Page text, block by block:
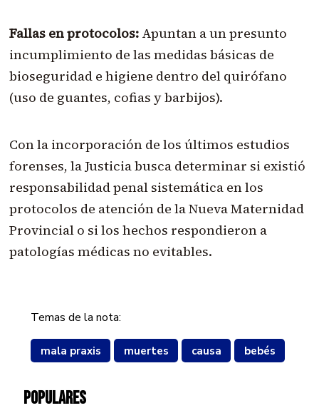
Fallas en protocolos:Apuntan a un presunto
incumplimiento de las medidas básicas de
bioseguridad e higiene dentro del quirófano
(uso de guantes, cofias y barbijos).
Con la incorporación de los últimos estudios
forenses, la Justicia busca determinar si existió
responsabilidad penal sistemática en los
protocolos de atención de la Nueva Maternidad
Provincial o si los hechos respondieron a
patologías médicas no evitables.
Temas de la nota:
mala praxis muertes causa bebés
POPULARES